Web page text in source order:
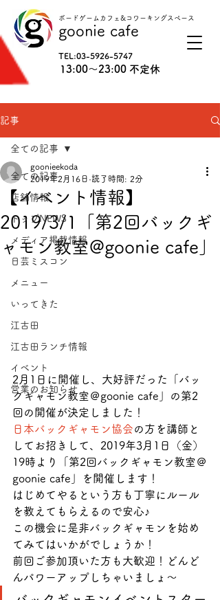
ボードゲームカフェ&コワーキングスペース
goonie cafe
TEL:03-5926-5747
13:00〜23:00 不定休
記事
全ての記事
店舗情報
トップNEWS
メディア掲載情報
日芸ミスコン
メニュー
いってきた
江古田
江古田ランチ情報
イベント
営業のお知らせ
全ての記事
【イベント情報】
2019/3/1「第2回バックギ
ャモン教室@goonie cafe」
goonieekoda
2019年2月16日 読了時間: 2分
2月1日に開催し、大好評だった「バッ
クギャモン教室＠goonie cafe」の第2
回の開催が決定しました！
日本バックギャモン協会の方を講師と
してお招きして、2019年3月1日（金）
19時より「第2回バックギャモン教室＠
goonie cafe」を開催します！
はじめてやるという方も丁寧にルール
を教えてもらえるので安心♪
この機会に是非バックギャモンを始め
てみてはいかがでしょうか！
前回ご参加頂いた方も大歓迎！どんど
んパワーアップしちゃいましょ〜